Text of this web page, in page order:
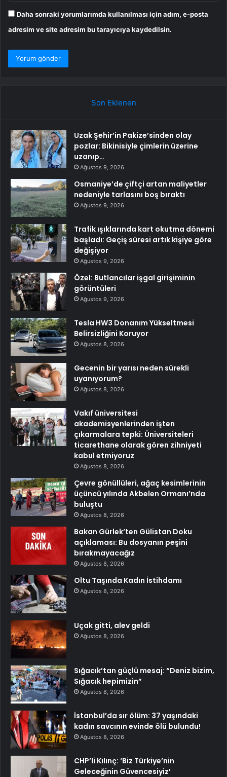
Daha sonraki yorumlarımda kullanılması için adım, e-posta
adresim ve site adresim bu tarayıcıya kaydedilsin.
Son Eklenen
Uzak Şehir’in Pakize’sinden olay
pozlar: Bikinisiyle çimlerin üzerine
uzanıp…
Ağustos 9, 2026
Osmaniye’de çiftçi artan maliyetler
nedeniyle tarlasını boş bıraktı
Ağustos 9, 2026
Trafik ışıklarında kart okutma dönemi
başladı: Geçiş süresi artık kişiye göre
değişiyor
Ağustos 9, 2026
Özel: Butlancılar işgal girişiminin
görüntüleri
Ağustos 9, 2026
Tesla HW3 Donanım Yükseltmesi
Belirsizliğini Koruyor
Ağustos 8, 2026
Gecenin bir yarısı neden sürekli
uyanıyorum?
Ağustos 8, 2026
Vakıf üniversitesi
akademisyenlerinden işten
çıkarmalara tepki: Üniversiteleri
ticarethane olarak gören zihniyeti
kabul etmiyoruz
Ağustos 8, 2026
Çevre gönüllüleri, ağaç kesimlerinin
üçüncü yılında Akbelen Ormanı’nda
buluştu
Ağustos 8, 2026
Bakan Gürlek’ten Gülistan Doku
açıklaması: Bu dosyanın peşini
bırakmayacağız
Ağustos 8, 2026
Oltu Taşında Kadın İstihdamı
Ağustos 8, 2026
Uçak gitti, alev geldi
Ağustos 8, 2026
Sığacık’tan güçlü mesaj: “Deniz bizim,
Sığacık hepimizin”
Ağustos 8, 2026
İstanbul’da sır ölüm: 37 yaşındaki
kadın savcının evinde ölü bulundu!
Ağustos 8, 2026
CHP’li Kılınç: ‘Biz Türkiye’nin
Geleceğinin Güvencesiyiz’